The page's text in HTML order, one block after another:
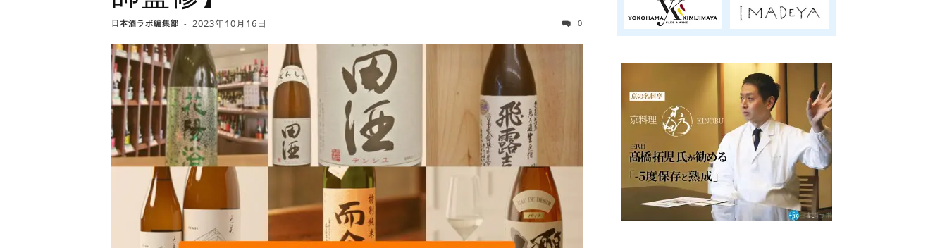
日本酒ラボ編集部 - 2023年10月16日 0